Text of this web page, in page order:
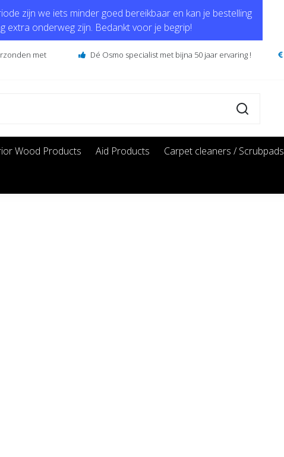
zijn we iets minder goed bereikbaar en kan je bestelling
extra onderweg zijn. Bedankt voor je begrip!
met
Dé Osmo specialist met bijna 50 jaar ervaring !
Wood Products Aid Products Carpet cleaners / Scrubpads